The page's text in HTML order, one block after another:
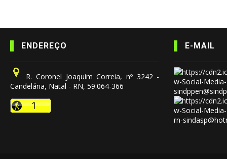
ENDEREÇO
R. Coronel Joaquim Correia, nº 3242 -
Candelária, Natal - RN, 59.064-366
E-MAIL
rn-